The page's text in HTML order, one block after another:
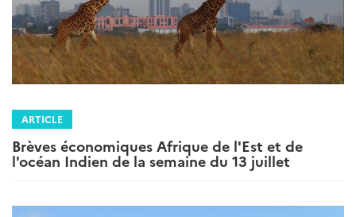
ARTICLE
Brèves économiques Afrique de l'Est et de
l'océan Indien de la semaine du 13 juillet